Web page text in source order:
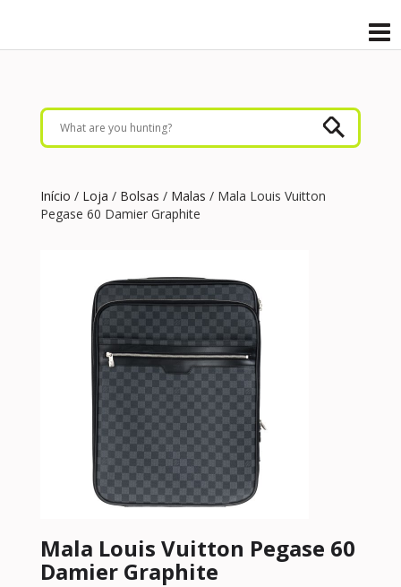
Início / Loja / Bolsas / Malas / Mala Louis Vuitton
Pegase 60 Damier Graphite
Mala Louis Vuitton Pegase 60
Damier Graphite